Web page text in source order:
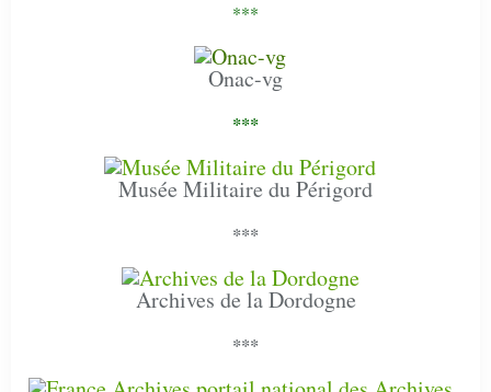
***
Onac-vg
***
Musée Militaire du Périgord
***
Archives de la Dordogne
***